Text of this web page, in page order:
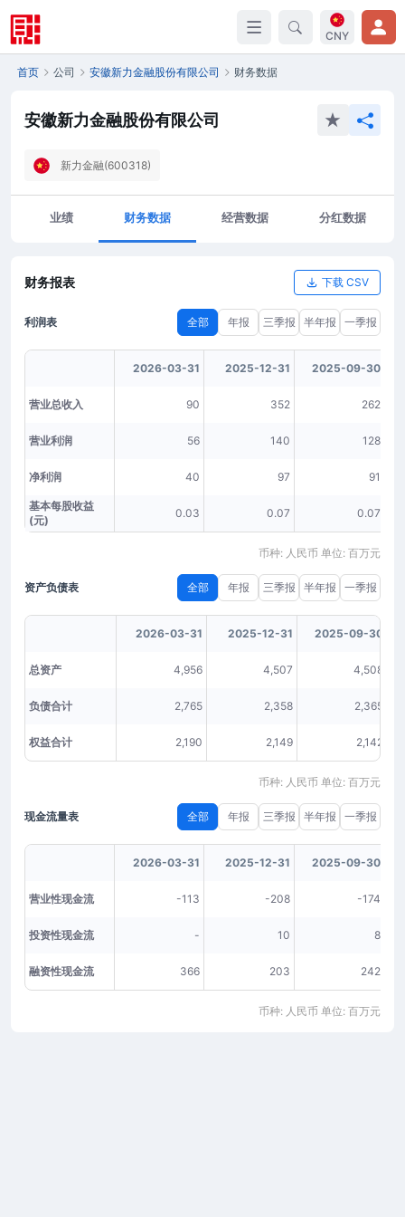
CNY
首页 公司 安徽新力金融股份有限公司 财务数据
安徽新力金融股份有限公司
新力金融(600318)
业绩 财务数据 经营数据 分红数据
财务报表 下载 CSV
利润表 全部 年报 三季报 半年报 一季报
2026-03-31 2025-12-31 2025-09-30
营业总收入 90 352 262
营业利润 56 140 128
净利润 40 97 91
基本每股收益
(元)
0.03 0.07 0.07
币种: 人民币 单位: 百万元
资产负债表 全部 年报 三季报 半年报 一季报
2026-03-31 2025-12-31 2025-09-30
总资产 4,956 4,507 4,508
负债合计 2,765 2,358 2,365
权益合计 2,190 2,149 2,142
币种: 人民币 单位: 百万元
现金流量表 全部 年报 三季报 半年报 一季报
2026-03-31 2025-12-31 2025-09-30
营业性现金流 -113 -208 -174
投资性现金流 - 10 8
融资性现金流 366 203 242
币种: 人民币 单位: 百万元